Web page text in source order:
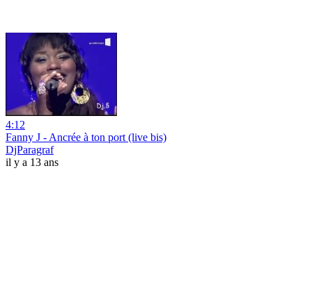
4:12
Fanny J - Ancrée à ton port (live bis)
DjParagraf
il y a 13 ans